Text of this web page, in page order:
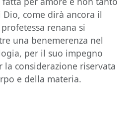
come dirà ancora il
renana si
una benemerenza nel
per il suo impegno
la considerazione riservata
e della materia.